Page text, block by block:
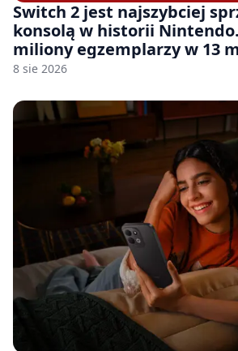
Switch 2 jest najszybciej
konsolą w historii
miliony egzemplarzy w 13
8 sie 2026